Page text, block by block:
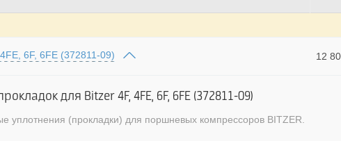
6F, 6FE (372811-09) 12
для Bitzer 4F, 4FE, 6F, 6FE (372811-09)
уплотнения (прокладки) для поршневых компрессоров BITZER.